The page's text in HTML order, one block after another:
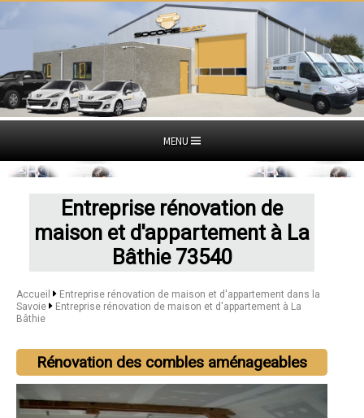
MENU
Entreprise rénovation de
maison et d'appartement à La
Bâthie 73540
Accueil
Entreprise rénovation de maison et d'appartement dans la
Savoie
Entreprise rénovation de maison et d'appartement à La
Bâthie
Rénovation des combles aménageables